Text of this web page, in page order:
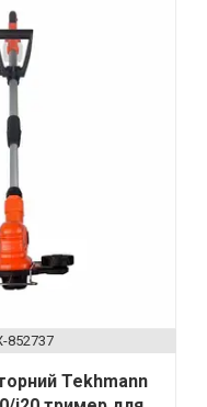
852737
Tekhmann